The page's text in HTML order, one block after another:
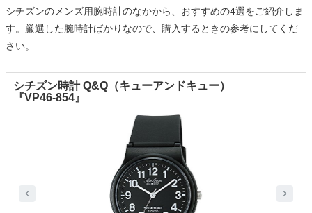
シチズンのメンズ用腕時計のなかから、おすすめの4選をご紹介しま
す。厳選した腕時計ばかりなので、購入するときの参考にしてくだ
さい。
シチズン時計 Q&Q（キューアンドキュー）
『VP46-854』